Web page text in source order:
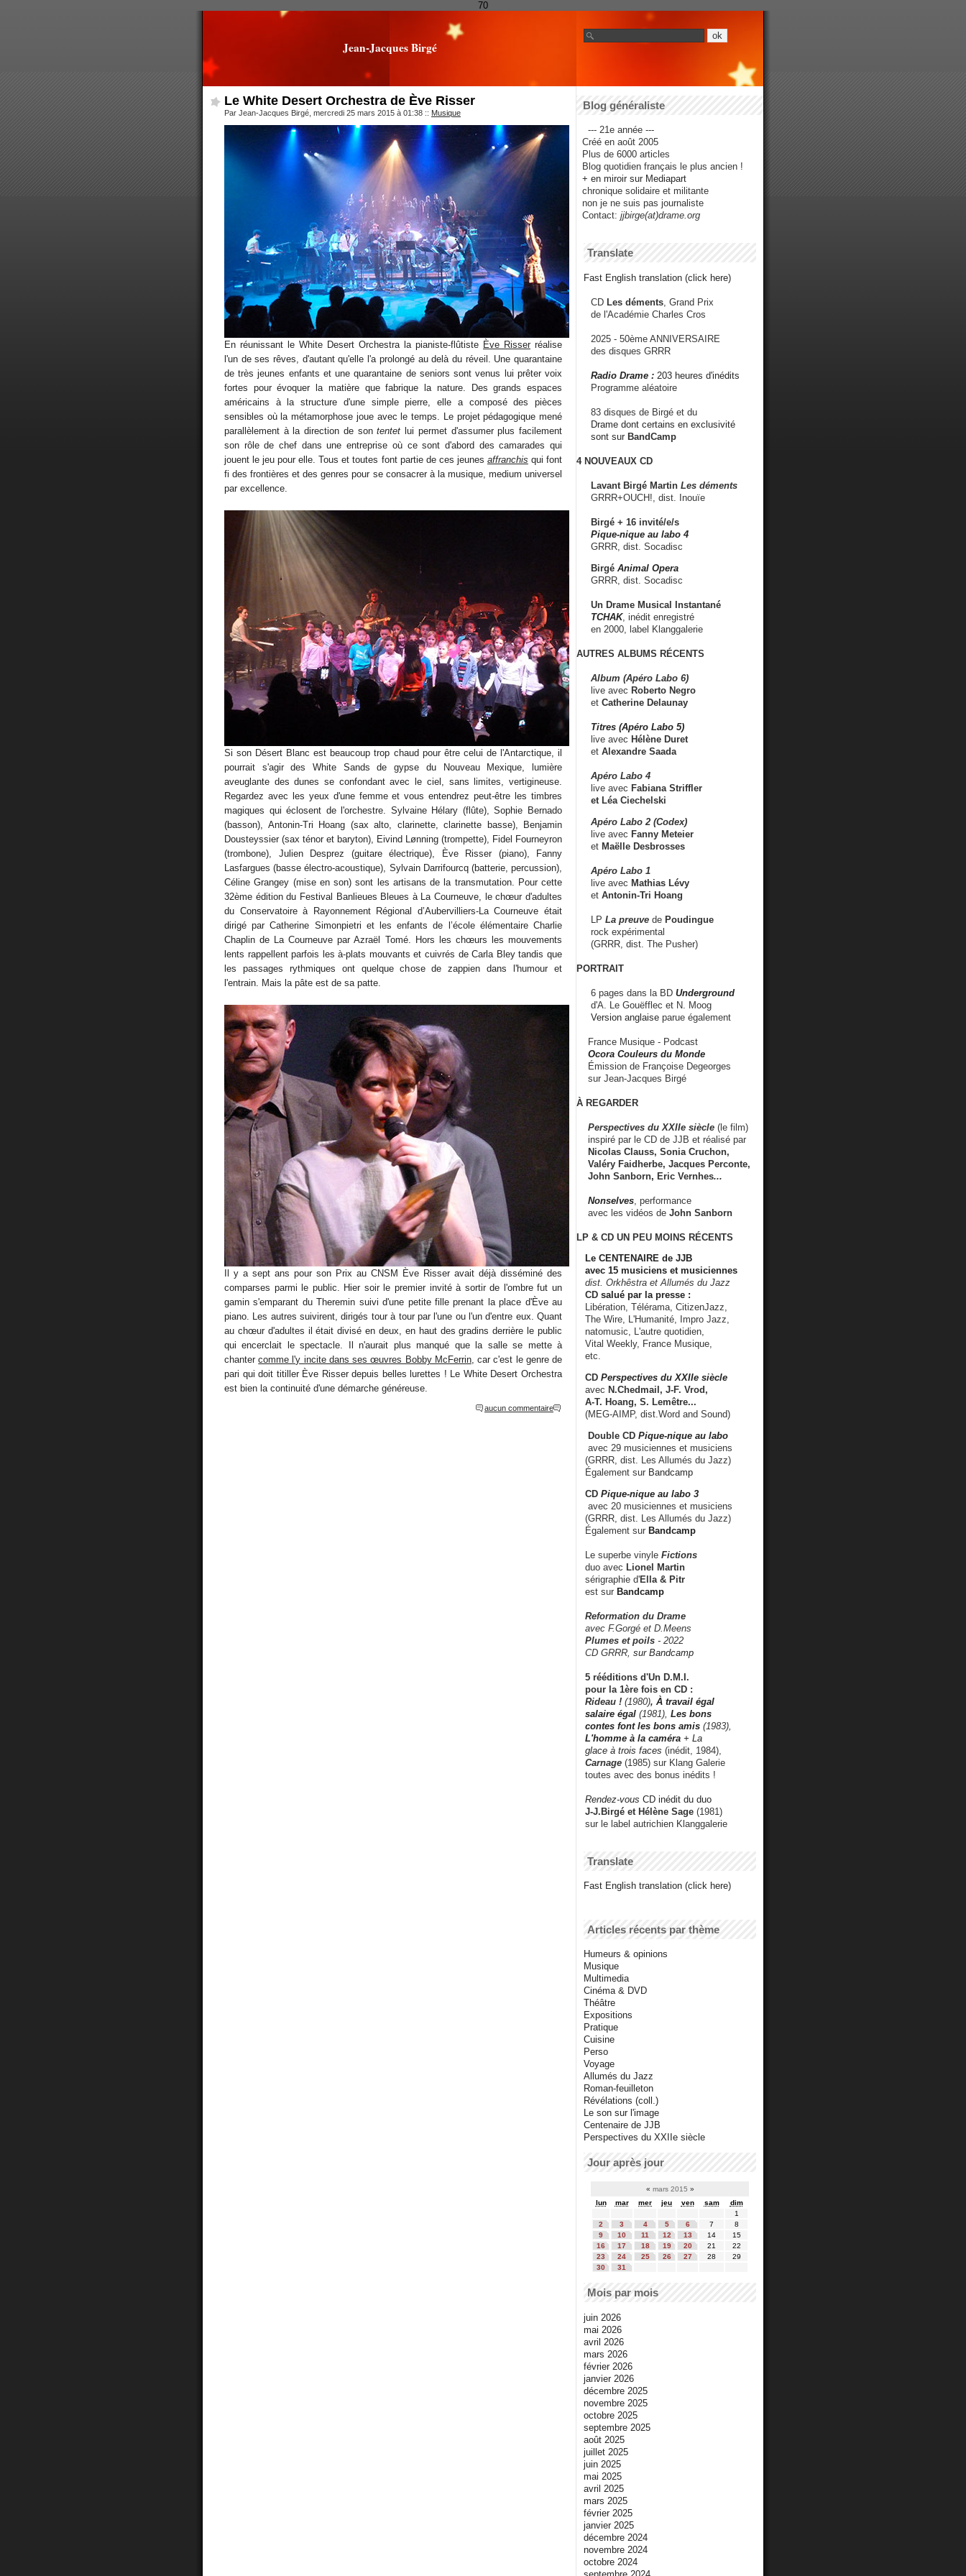
70
Jean-Jacques Birgé
Le White Desert Orchestra de Ève Risser
Par Jean-Jacques Birgé, mercredi 25 mars 2015 à 01:38 :: Musique
En réunissant le White Desert Orchestra la pianiste-flûtiste Ève Risser réalise
l'un de ses rêves, d'autant qu'elle l'a prolongé au delà du réveil. Une quarantaine
de très jeunes enfants et une quarantaine de seniors sont venus lui prêter voix
fortes pour évoquer la matière que fabrique la nature. Des grands espaces
américains à la structure d'une simple pierre, elle a composé des pièces
sensibles où la métamorphose joue avec le temps. Le projet pédagogique mené
parallèlement à la direction de sontentet lui permet d'assumer plus facilement
son rôle de chef dans une entreprise où ce sont d'abord des camarades qui
jouent le jeu pour elle. Tous et toutes font partie de ces jeunes affranchis qui font
fi des frontières et des genres pour se consacrer à la musique, medium universel
par excellence.
Si son Désert Blanc est beaucoup trop chaud pour être celui de l'Antarctique, il
pourrait s'agir des White Sands de gypse du Nouveau Mexique, lumière
aveuglante des dunes se confondant avec le ciel, sans limites, vertigineuse.
Regardez avec les yeux d'une femme et vous entendrez peut-être les timbres
magiques qui éclosent de l'orchestre. Sylvaine Hélary (flûte), Sophie Bernado
(basson), Antonin-Tri Hoang (sax alto, clarinette, clarinette basse), Benjamin
Dousteyssier (sax ténor et baryton), Eivind Lønning (trompette), Fidel Fourneyron
(trombone), Julien Desprez (guitare électrique), Ève Risser (piano), Fanny
Lasfargues (basse électro-acoustique), Sylvain Darrifourcq (batterie, percussion),
Céline Grangey (mise en son) sont les artisans de la transmutation. Pour cette
32ème édition du Festival Banlieues Bleues à La Courneuve, le chœur d'adultes
du Conservatoire à Rayonnement Régional d’Aubervilliers-La Courneuve était
dirigé par Catherine Simonpietri et les enfants de l’école élémentaire Charlie
Chaplin de La Courneuve par Azraël Tomé. Hors les chœurs les mouvements
lents rappellent parfois les à-plats mouvants et cuivrés de Carla Bley tandis que
les passages rythmiques ont quelque chose de zappien dans l'humour et
l'entrain. Mais la pâte est de sa patte.
Il y a sept ans pour son Prix au CNSM Ève Risser avait déjà disséminé des
comparses parmi le public. Hier soir le premier invité à sortir de l'ombre fut un
gamin s'emparant du Theremin suivi d'une petite fille prenant la place d'Ève au
piano. Les autres suivirent, dirigés tour à tour par l'une ou l'un d'entre eux. Quant
au chœur d'adultes il était divisé en deux, en haut des gradins derrière le public
qui encerclait le spectacle. Il n'aurait plus manqué que la salle se mette à
chantercomme l'y incite dans ses œuvres Bobby McFerrin, car c'est le genre de
pari qui doit titiller Ève Risser depuis belles lurettes ! Le White Desert Orchestra
est bien la continuité d'une démarche généreuse.
aucun commentaire
Blog généraliste
--- 21e année ---
Créé en août 2005
Plus de 6000 articles
Blog quotidien français le plus ancien !
+ en miroir sur Mediapart
chronique solidaire et militante
non je ne suis pas journaliste
Contact: jjbirge(at)drame.org
Translate
Fast English translation (click here)
CD Les déments , Grand Prix
de l'Académie Charles Cros
2025 - 50ème ANNIVERSAIRE
des disques GRRR
Radio Drame : 203 heures d'inédits
Programme aléatoire
83 disques de Birgé et du
Drame dont certains en exclusivité
sont sur BandCamp
4 NOUVEAUX CD
Lavant Birgé Martin Les déments
GRRR+OUCH!, dist. Inouïe
Birgé + 16 invité/e/s
Pique-nique au labo 4
GRRR, dist. Socadisc
Birgé Animal Opera
GRRR, dist. Socadisc
Un Drame Musical Instantané
TCHAK, inédit enregistré
en 2000, label Klanggalerie
AUTRES ALBUMS RÉCENTS
Album (Apéro Labo 6)
live avec Roberto Negro
et Catherine Delaunay
Titres (Apéro Labo 5)
live avec Hélène Duret
et Alexandre Saada
Apéro Labo 4
live avec Fabiana Striffler
et Léa Ciechelski
Apéro Labo 2 (Codex)
live avec Fanny Meteier
et Maëlle Desbrosses
Apéro Labo 1
live avec Mathias Lévy
et Antonin-Tri Hoang
LP La preuve de Poudingue
rock expérimental
(GRRR, dist. The Pusher)
PORTRAIT
6 pages dans la BD Underground
d'A. Le Gouëfflec et N. Moog
Version anglaise parue également
France Musique - Podcast
Ocora Couleurs du Monde
Émission de Françoise Degeorges
sur Jean-Jacques Birgé
À REGARDER
Perspectives du XXIIe siècle (le film)
inspiré par le CD de JJB et réalisé par
Nicolas Clauss, Sonia Cruchon,
Valéry Faidherbe, Jacques Perconte,
John Sanborn, Eric Vernhes...
Nonselves , performance
avec les vidéos de John Sanborn
LP & CD UN PEU MOINS RÉCENTS
Le CENTENAIRE de JJB
avec 15 musiciens et musiciennes
dist. Orkhêstra et Allumés du Jazz
CD salué par la presse :
Libération, Télérama, CitizenJazz,
The Wire, L'Humanité, Impro Jazz,
natomusic, L'autre quotidien,
Vital Weekly, France Musique,
etc.
CD Perspectives du XXIIe siècle
avec N.Chedmail, J-F. Vrod,
A-T. Hoang, S. Lemêtre...
(MEG-AIMP, dist.Word and Sound)
Double CD Pique-nique au labo
avec 29 musiciennes et musiciens
(GRRR, dist. Les Allumés du Jazz)
Également sur Bandcamp
CD Pique-nique au labo 3
avec 20 musiciennes et musiciens
(GRRR, dist. Les Allumés du Jazz)
Également sur Bandcamp
Le superbe vinyle Fictions
duo avec Lionel Martin
sérigraphie d'Ella & Pitr
est sur Bandcamp
Reformation du Drame
avec F.Gorgé et D.Meens
Plumes et poils - 2022
CD GRRR, sur Bandcamp
5 rééditions d'Un D.M.I.
pour la 1ère fois en CD :
Rideau ! (1980), À travail égal
salaire égal (1981), Les bons
contes font les bons amis (1983),
L'homme à la caméra + La
glace à trois faces (inédit, 1984),
Carnage (1985) sur Klang Galerie
toutes avec des bonus inédits !
Rendez-vous CD inédit du duo
J-J.Birgé et Hélène Sage (1981)
sur le label autrichien Klanggalerie
Translate
Fast English translation (click here)
Articles récents par thème
Humeurs & opinions
Musique
Multimedia
Cinéma & DVD
Théâtre
Expositions
Pratique
Cuisine
Perso
Voyage
Allumés du Jazz
Roman-feuilleton
Révélations (coll.)
Le son sur l'image
Centenaire de JJB
Perspectives du XXIIe siècle
Jour après jour
« mars 2015 »
lun
mar mer jeu ven sam
dim
1
2
3 4 5 6 7
8
9
10 11 12 13 14
15
16
17 18 19 20 21
22
23
24 25 26 27 28
29
30
31
Mois par mois
juin 2026
mai 2026
avril 2026
mars 2026
février 2026
janvier 2026
décembre 2025
novembre 2025
octobre 2025
septembre 2025
août 2025
juillet 2025
juin 2025
mai 2025
avril 2025
mars 2025
février 2025
janvier 2025
décembre 2024
novembre 2024
octobre 2024